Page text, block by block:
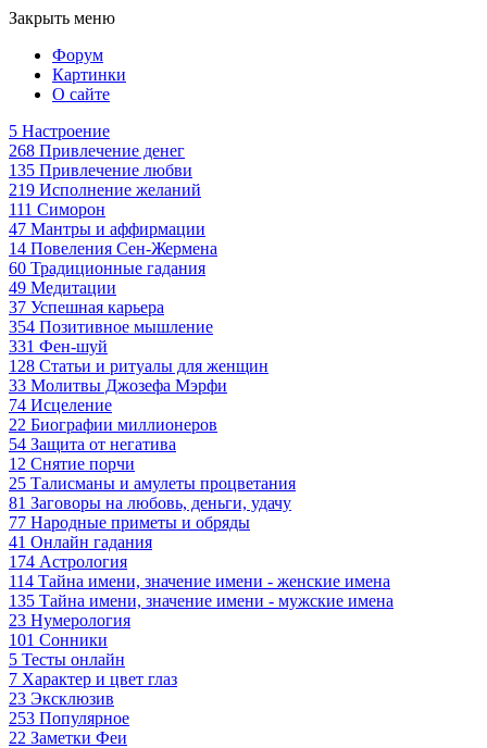
Закрыть меню
Форум
Картинки
О сайте
5 Настроение
268 Привлечение денег
135 Привлечение любви
219 Исполнение желаний
111 Симорон
47 Мантры и аффирмации
14 Повеления Сен-Жермена
60 Традиционные гадания
49 Медитации
37 Успешная карьера
354 Позитивное мышление
331 Фен-шуй
128 Статьи и ритуалы для женщин
33 Молитвы Джозефа Мэрфи
74 Исцеление
22 Биографии миллионеров
54 Защита от негатива
12 Снятие порчи
25 Талисманы и амулеты процветания
81 Заговоры на любовь, деньги, удачу
77 Народные приметы и обряды
41 Онлайн гадания
174 Астрология
114 Тайна имени, значение имени - женские имена
135 Тайна имени, значение имени - мужские имена
23 Нумерология
101 Сонники
5 Тесты онлайн
7 Характер и цвет глаз
23 Эксклюзив
253 Популярное
22 Заметки Феи